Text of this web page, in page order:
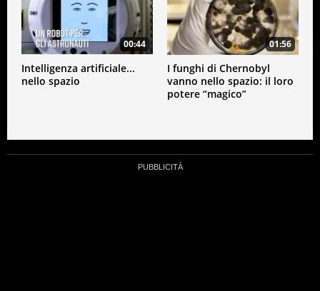
00:44
Intelligenza artificiale...
nello spazio
01:56
I funghi di Chernobyl
vanno nello spazio: il loro
potere “magico”